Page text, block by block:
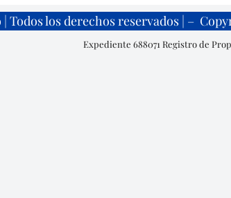
Todos los derechos reservados | –
Expediente 688071 Registro de